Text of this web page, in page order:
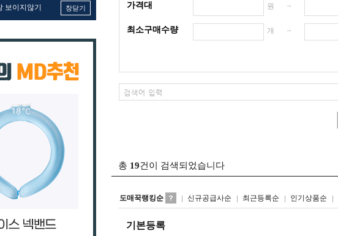
보이지않기 창닫기 가격대 원 ~
최소구매수량 개 ~
총 19건이 검색되었습니다
도매꾹랭킹순 신규공급사순 최근등록순 인기상품순
리스트형갤러리형
기본등록